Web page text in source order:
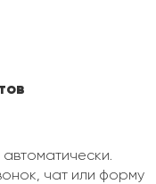
чат или форму